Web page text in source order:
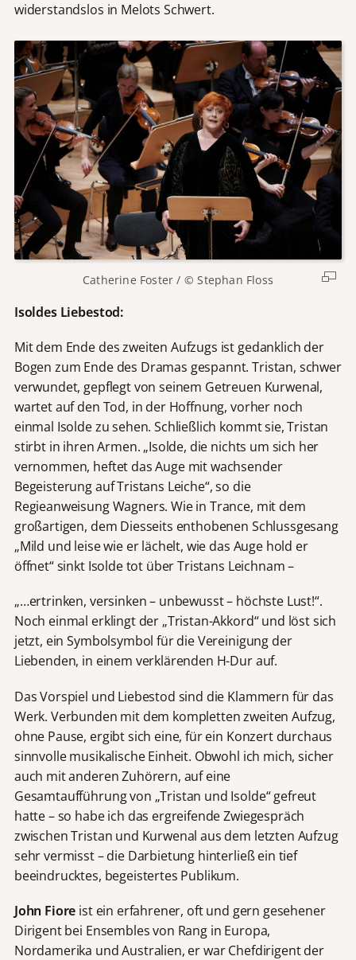
widerstandslos in Melots Schwert.
Catherine Foster / © Stephan Floss
Isoldes Liebestod:
Mit dem Ende des zweiten Aufzugs ist gedanklich der
Bogen zum Ende des Dramas gespannt. Tristan, schwer
verwundet, gepflegt von seinem Getreuen Kurwenal,
wartet auf den Tod, in der Hoffnung, vorher noch
einmal Isolde zu sehen. Schließlich kommt sie, Tristan
stirbt in ihren Armen. „Isolde, die nichts um sich her
vernommen, heftet das Auge mit wachsender
Begeisterung auf Tristans Leiche“, so die
Regieanweisung Wagners. Wie in Trance, mit dem
großartigen, dem Diesseits enthobenen Schlussgesang
„Mild und leise wie er lächelt, wie das Auge hold er
öffnet“ sinkt Isolde tot über Tristans Leichnam –
„…ertrinken, versinken – unbewusst – höchste Lust!“.
Noch einmal erklingt der „Tristan-Akkord“ und löst sich
jetzt, ein Symbolsymbol für die Vereinigung der
Liebenden, in einem verklärenden H-Dur auf.
Das Vorspiel und Liebestod sind die Klammern für das
Werk. Verbunden mit dem kompletten zweiten Aufzug,
ohne Pause, ergibt sich eine, für ein Konzert durchaus
sinnvolle musikalische Einheit. Obwohl ich mich, sicher
auch mit anderen Zuhörern, auf eine
Gesamtaufführung von „Tristan und Isolde“ gefreut
hatte – so habe ich das ergreifende Zwiegespräch
zwischen Tristan und Kurwenal aus dem letzten Aufzug
sehr vermisst – die Darbietung hinterließ ein tief
beeindrucktes, begeistertes Publikum.
John Fiore ist ein erfahrener, oft und gern gesehener
Dirigent bei Ensembles von Rang in Europa,
Nordamerika und Australien, er war Chefdirigent der